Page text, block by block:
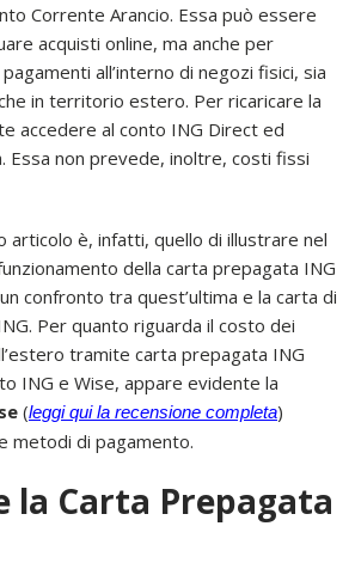
Corrente Arancio. Essa può essere
acquisti online, ma anche per
all’interno di negozi fisici, sia
in territorio estero. Per ricaricare la
accedere al conto ING Direct ed
Essa non prevede, inoltre, costi fissi
articolo è, infatti, quello di illustrare nel
della carta prepagata ING
confronto tra quest’ultima e la carta di
Per quanto riguarda il costo dei
tramite carta prepagata ING
ING e Wise, appare evidente la
(leggi qui la recensione completa)
metodi di pagamento.
la Carta Prepagata